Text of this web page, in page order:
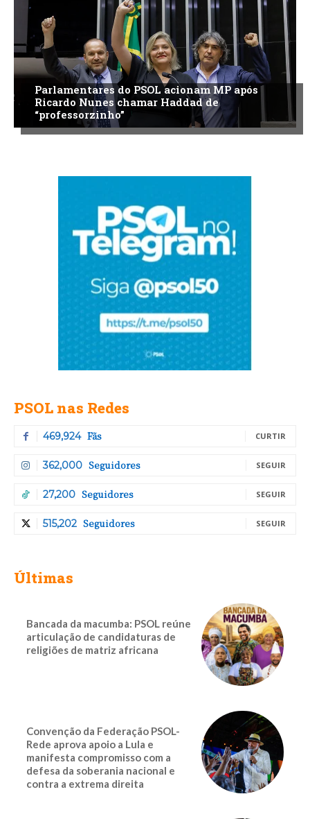
Parlamentares do PSOL acionam MP após
Ricardo Nunes chamar Haddad de
“professorzinho”
PSOL nas Redes
469,924 Fãs CURTIR
362,000 Seguidores SEGUIR
27,200 Seguidores SEGUIR
515,202 Seguidores SEGUIR
Últimas
Bancada da macumba: PSOL reúne
articulação de candidaturas de
religiões de matriz africana
Convenção da Federação PSOL-
Rede aprova apoio a Lula e
manifesta compromisso com a
defesa da soberania nacional e
contra a extrema direita